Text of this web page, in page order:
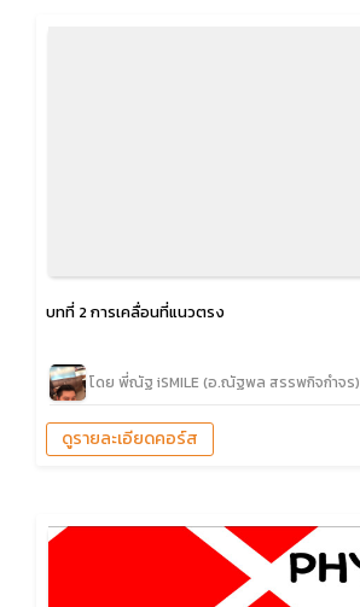
บทที่ 2 การเคลื่อนที่แนวตรง
โดย พี่ณัฐ iSMILE (อ.ณัฐพล สรรพกิจกำจร)
ดูรายละเอียดคอร์ส